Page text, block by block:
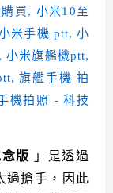
版
」是透過
過搶手，因此